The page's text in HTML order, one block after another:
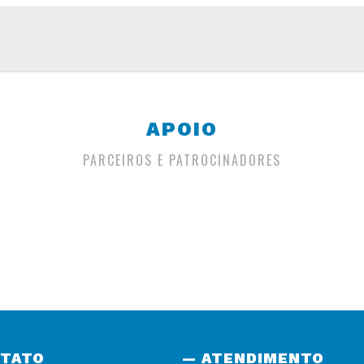
APOIO
PARCEIROS E PATROCINADORES
— ATENDIMENTO